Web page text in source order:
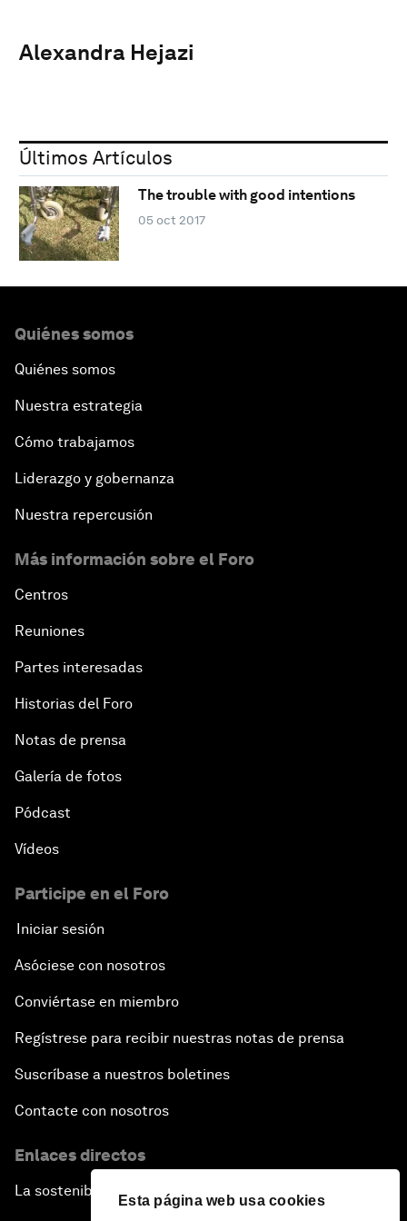
Esta página web usa cookies
Alexandra Hejazi
Últimos Artículos
The trouble with good intentions
05 oct 2017
Quiénes somos
Quiénes somos
Nuestra estrategia
Cómo trabajamos
Liderazgo y gobernanza
Nuestra repercusión
Más información sobre el Foro
Centros
Reuniones
Partes interesadas
Historias del Foro
Notas de prensa
Galería de fotos
Pódcast
Vídeos
Participe en el Foro
Iniciar sesión
Asóciese con nosotros
Conviértase en miembro
Regístrese para recibir nuestras notas de prensa
Suscríbase a nuestros boletines
Contacte con nosotros
Enlaces directos
La sostenibilidad en el Foro